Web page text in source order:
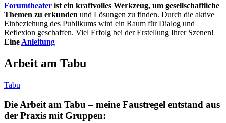
Forumtheater ist ein kraftvolles Werkzeug, um gesellschaftliche
Themen zu erkunden und Lösungen zu finden. Durch die aktive
Einbeziehung des Publikums wird ein Raum für Dialog und
Reflexion geschaffen. Viel Erfolg bei der Erstellung Ihrer Szenen!
EineAnleitung
Arbeit am Tabu
Tabu
Die Arbeit am Tabu – meine Faustregel entstand aus
der Praxis mit Gruppen: